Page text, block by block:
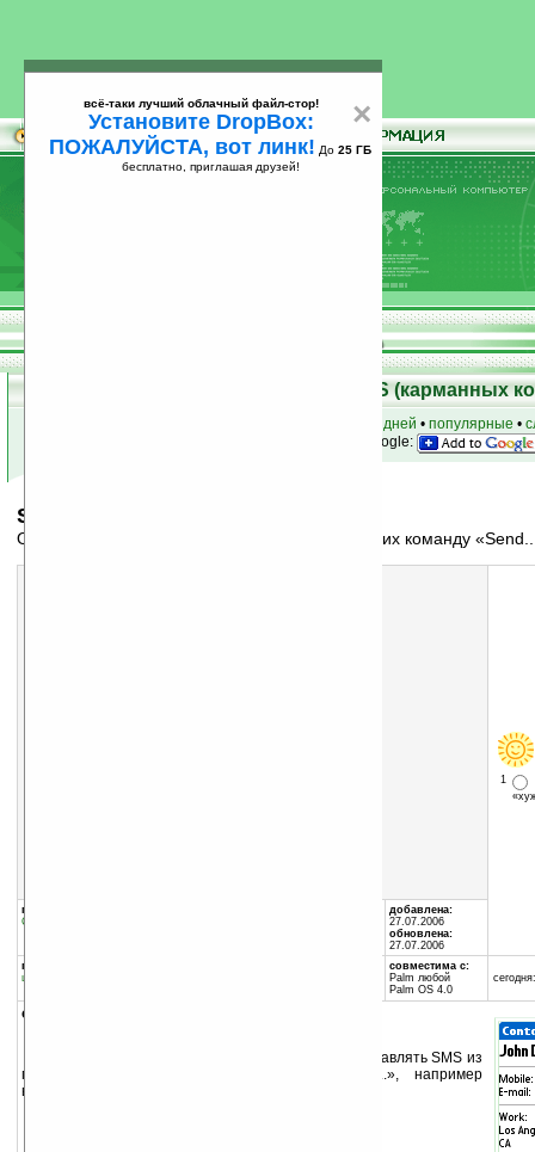
25
Скачать программы для Palm OS (карманных
за 7 дней • популярные •
на Google:
Send With SMS v1.0
Отправка SMS из приложений поддерживающих команду
1
группы программы:
Специальный софт
добавлена:
27.07.2006
обновлена:
27.07.2006
программа:
шареварная
совместима с:
Palm любой
Palm OS 4.0
описание:
Приложение, которое дает возможность отправлять SMS из
приложений поддерживающих команду «Send...», например
встроенных Contacts, Memos, Calendar, Tasks.
×
всё-таки лучший облачный файл-стор!
Установите DropBox:
ПОЖАЛУЙСТА, вот линк! До 25 ГБ
бесплатно, приглашая друзей!